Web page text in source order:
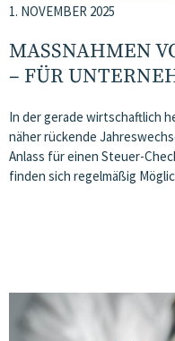
1. NOVEMBER 2025
MASSNAHMEN
FÜR
In der gerade wirtschaftlich
näher rückende
Anlass für einen Steuer-
finden sich regelmäßig